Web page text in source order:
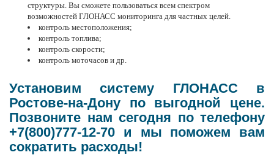
структуры. Вы сможете пользоваться всем спектром
возможностей ГЛОНАСС мониторинга для частных целей.
контроль местоположения;
контроль топлива;
контроль скорости;
контроль моточасов и др.
Установим систему ГЛОНАСС в
Ростове-на-Дону по выгодной цене.
Позвоните нам сегодня по телефону
+7(800)777-12-70 и мы поможем вам
сократить расходы!